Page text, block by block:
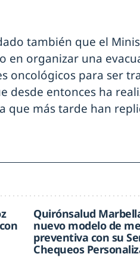
también que el
en organizar una
oncológicos para ser
desde entonces ha
que más tarde han
Quirónsalud
nuevo modelo de
preventiva con su
Chequeos